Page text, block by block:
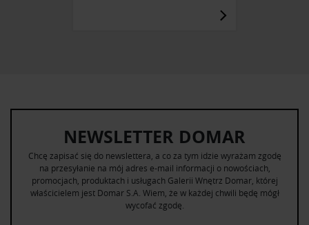
NEWSLETTER DOMAR
Chcę zapisać się do newslettera, a co za tym idzie wyrażam zgodę
na przesyłanie na mój adres e-mail informacji o nowościach,
promocjach, produktach i usługach Galerii Wnętrz Domar, której
właścicielem jest Domar S.A. Wiem, że w każdej chwili będę mógł
wycofać zgodę.